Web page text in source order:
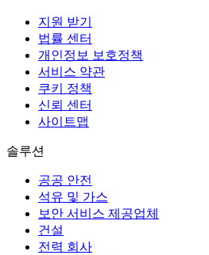
지원 받기
법률 센터
개인정보 보호정책
서비스 약관
쿠키 정책
신뢰 센터
사이트맵
솔루션
공공 안전
석유 및 가스
보안 서비스 제공업체
건설
전력 회사